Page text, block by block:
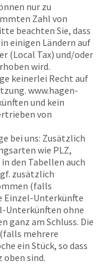
nur zu
Zahl von
beachten Sie, dass
einigen Ländern auf
(Local Tax) und/oder
wird.
keinerlei Recht auf
www.hagen-
und kein
von
bei uns: Zusätzlich
wie PLZ,
den Tabellen auch
zusätzlich
(falls
Einzel-Unterkünfte
Unterkünften ohne
ganz am Schluss. Die
mehrere
ein Stück, so dass
sind.